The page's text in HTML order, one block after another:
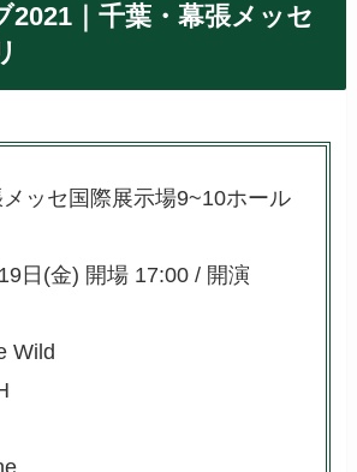
2021｜千葉・幕張メッセ
ッセ国際展示場9~10ホール
日(金) 開場 17:00 / 開演
Wild